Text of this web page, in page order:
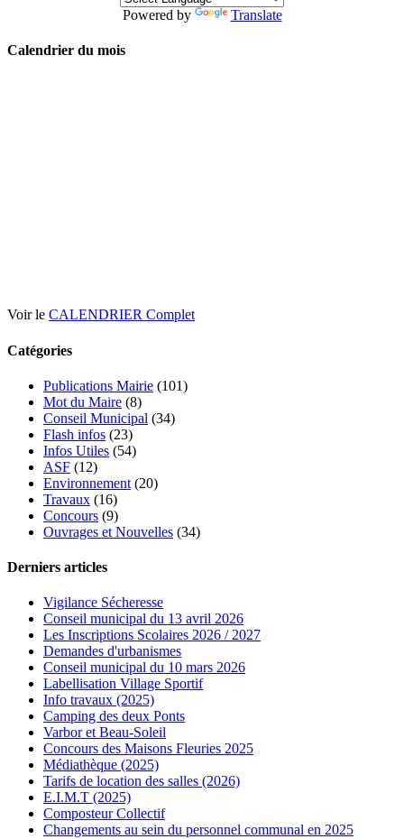
Powered by Translate
Calendrier du mois
Voir le CALENDRIER Complet
Catégories
Publications Mairie (101)
Mot du Maire (8)
Conseil Municipal (34)
Flash infos (23)
Infos Utiles (54)
ASF (12)
Environnement (20)
Travaux (16)
Concours (9)
Ouvrages et Nouvelles (34)
Derniers articles
Vigilance Sécheresse
Conseil municipal du 13 avril 2026
Les Inscriptions Scolaires 2026 / 2027
Demandes d'urbanismes
Conseil municipal du 10 mars 2026
Labellisation Village Sportif
Info travaux (2025)
Camping des deux Ponts
Varbor et Beau-Soleil
Concours des Maisons Fleuries 2025
Médiathèque (2025)
Tarifs de location des salles (2026)
E.I.M.T (2025)
Composteur Collectif
Changements au sein du personnel communal en 2025